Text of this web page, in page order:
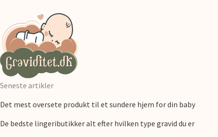
Seneste artikler
Det mest oversete produkt til et sundere hjem for din baby
De bedste lingeributikker alt efter hvilken type gravid du er